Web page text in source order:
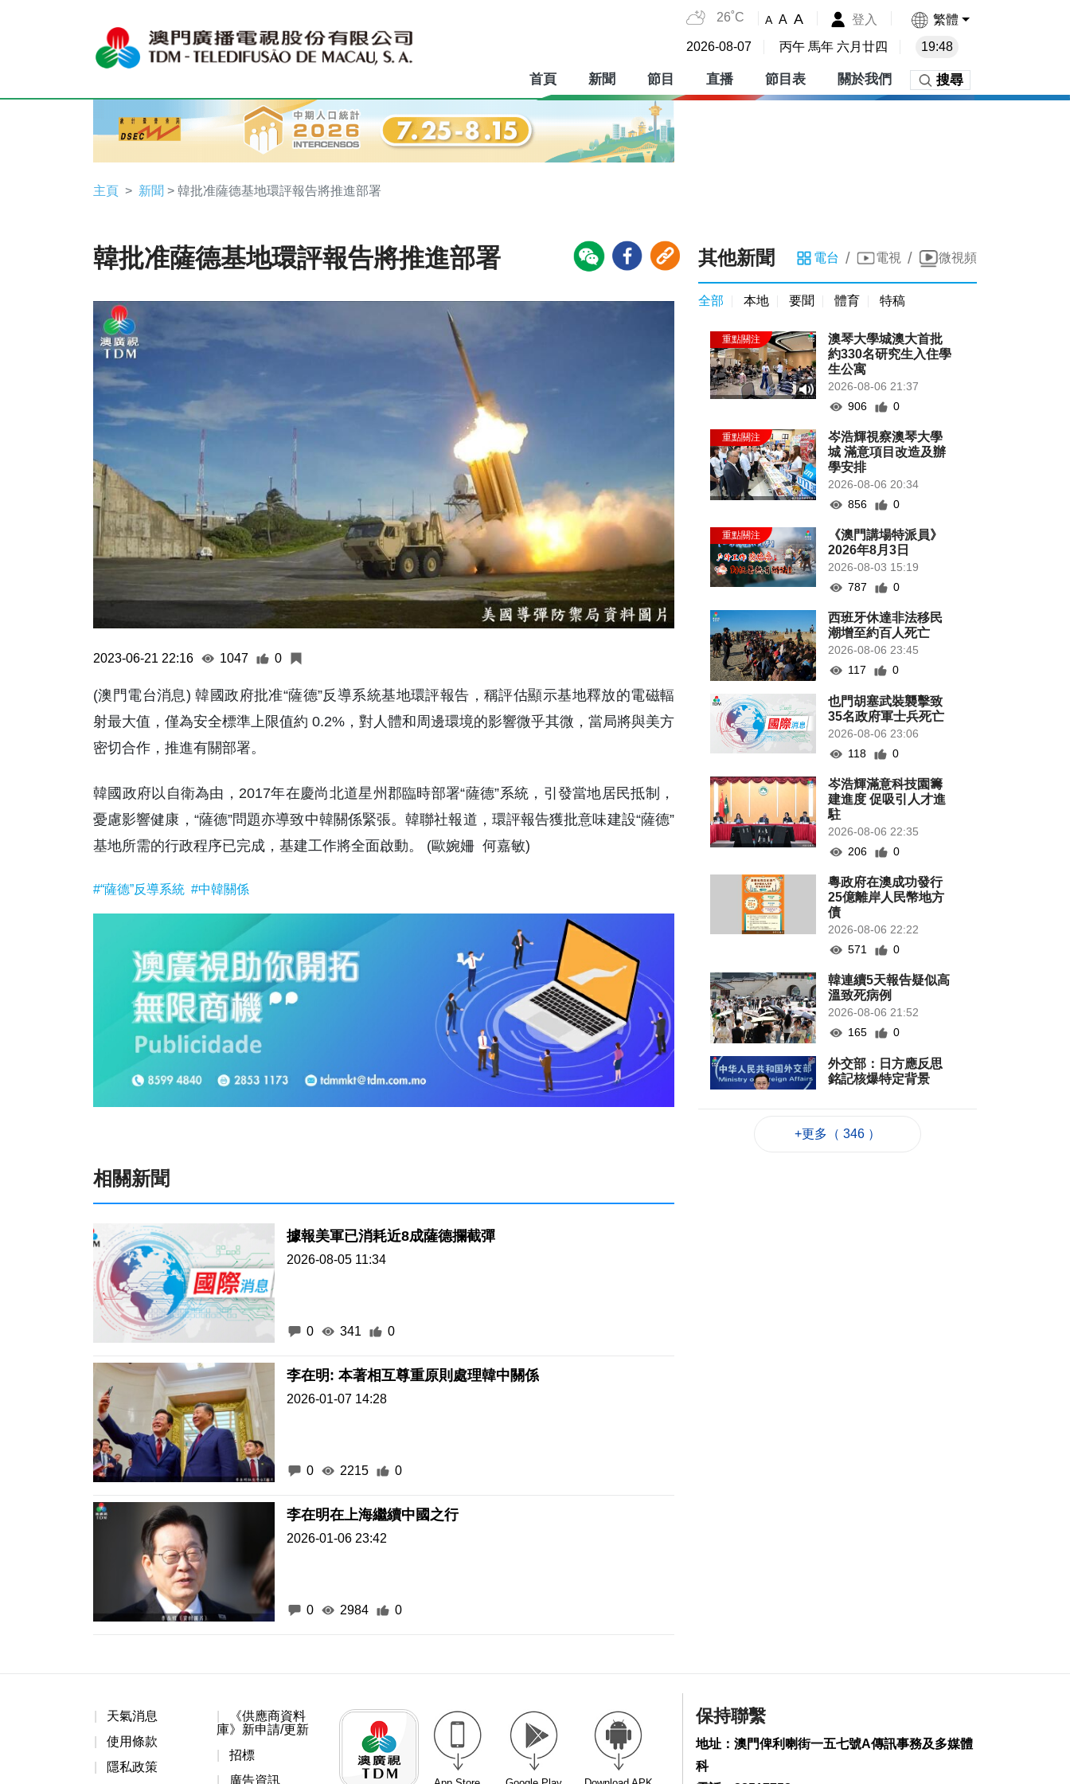
26˚C A A A 登入 繁體
2026-08-07 丙午 馬年 六月廿四 19:48
首頁 新聞 節目 直播 節目表 關於我們 搜尋
主頁 新聞 > 韓批准薩德基地環評報告將推進部署
韓批准薩德基地環評報告將推進部署
2023-06-21 22:16 1047 0
(澳門電台消息) 韓國政府批准“薩德”反導系統基地環評報告，稱評估顯示基地釋放的電磁輻
射最大值，僅為安全標準上限值約 0.2%，對人體和周邊環境的影響微乎其微，當局將與美方
密切合作，推進有關部署。
韓國政府以自衛為由，2017年在慶尚北道星州郡臨時部署“薩德”系統，引發當地居民抵制，
憂慮影響健康，“薩德”問題亦導致中韓關係緊張。韓聯社報道，環評報告獲批意味建設“薩德”
基地所需的行政程序已完成，基建工作將全面啟動。 (歐婉姍 何嘉敏)
#“薩德”反導系統 #中韓關係
相關新聞
據報美軍已消耗近8成薩德攔截彈
2026-08-05 11:34
0 341 0
李在明: 本著相互尊重原則處理韓中關係
2026-01-07 14:28
0 2215 0
李在明在上海繼續中國之行
2026-01-06 23:42
0 2984 0
其他新聞 電台 / 電視 / 微視頻
全部 本地 要聞 體育 特稿
澳琴大學城澳大首批
約330名研究生入住學
生公寓
2026-08-06 21:37
906
0
岑浩輝視察澳琴大學
城 滿意項目改造及辦
學安排
2026-08-06 20:34
856
0
《澳門講場特派員》
2026年8月3日
2026-08-03 15:19
787
0
西班牙休達非法移民
潮增至約百人死亡
2026-08-06 23:45
117
0
也門胡塞武裝襲擊致
35名政府軍士兵死亡
2026-08-06 23:06
118
0
岑浩輝滿意科技園籌
建進度 促吸引人才進
駐
2026-08-06 22:35
206
0
粵政府在澳成功發行
25億離岸人民幣地方
債
2026-08-06 22:22
571
0
韓連續5天報告疑似高
溫致死病例
2026-08-06 21:52
165
0
外交部：日方應反思
銘記核爆特定背景
4街市14攤位競投 逾
+更多（ 346 ）
天氣消息
使用條款
隱私政策
《供應商資料
庫》新申請/更新
招標
廣告資訊
保持聯繫
地址：澳門俾利喇街一五七號A傳訊事務及多媒體
科